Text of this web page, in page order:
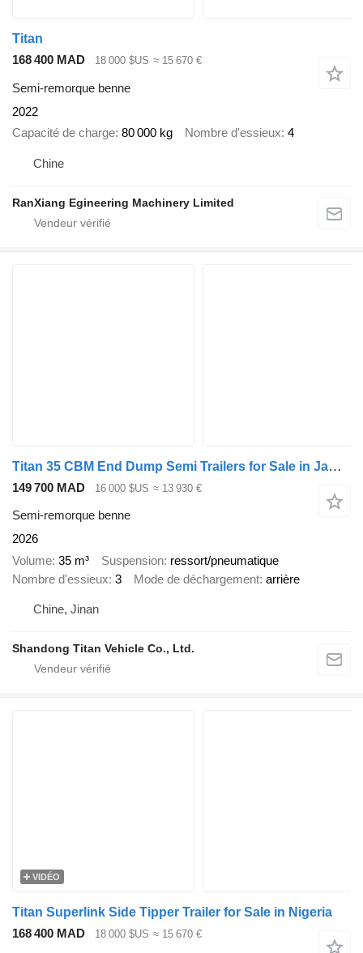
Titan
168 400 MAD
18 000 $US ≈ 15 670 €
Semi-remorque benne
2022
Capacité de charge 80 000 kg Nombre d'essieux 4
Chine
RanXiang Egineering Machinery Limited
Titan 35 CBM End Dump Semi Trailers for Sale in Jamaica
149 700 MAD 16 000 $US ≈ 13 930 €
Semi-remorque benne
2026
Volume 35 m³ Suspension ressort/pneumatique
Nombre d'essieux 3 Mode de déchargement arrière
Chine, Jinan
Shandong Titan Vehicle Co., Ltd.
VIDÉO
Titan Superlink Side Tipper Trailer for Sale in Nigeria
168 400 MAD
18 000 $US ≈ 15 670 €